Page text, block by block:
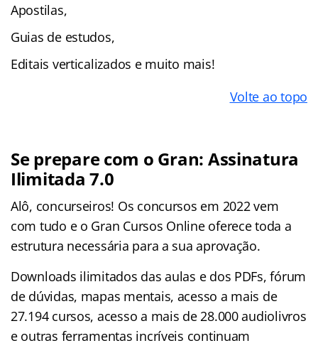
Apostilas,
Guias de estudos,
Editais verticalizados e muito mais!
Volte ao topo
Se prepare com o Gran: Assinatura
Ilimitada 7.0
Alô, concurseiros! Os concursos em 2022 vem
com tudo e o Gran Cursos Online oferece toda a
estrutura necessária para a sua aprovação.
Downloads ilimitados das aulas e dos PDFs, fórum
de dúvidas, mapas mentais, acesso a mais de
27.194 cursos, acesso a mais de 28.000 audiolivros
e outras ferramentas incríveis continuam